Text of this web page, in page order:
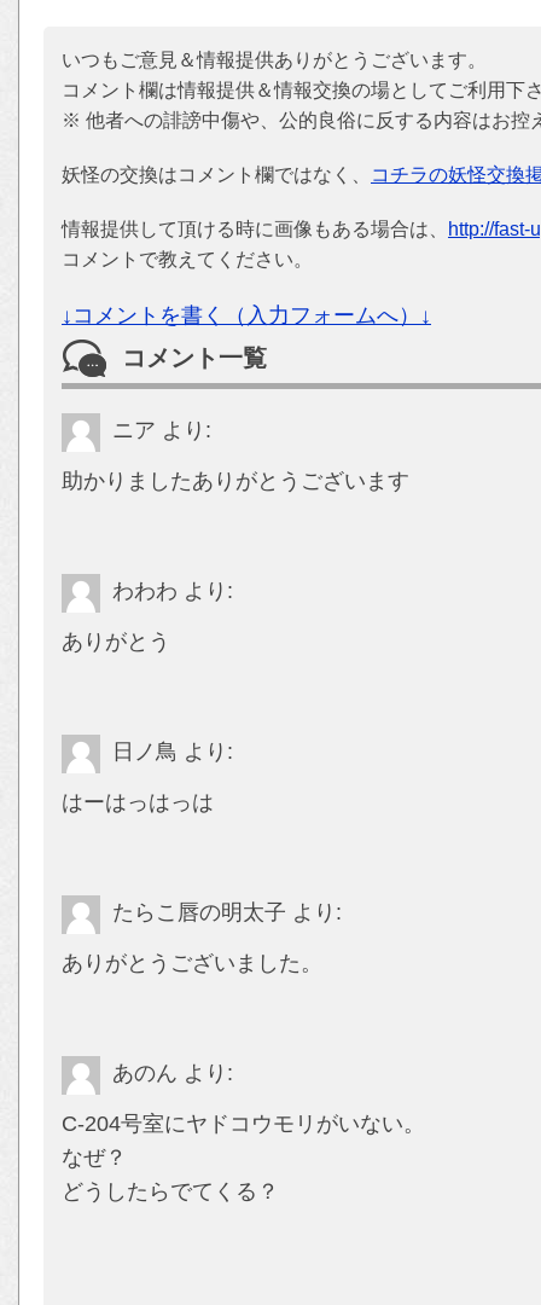
いつもご意見＆情報提供ありがとうございます。
コメント欄は情報提供＆情報交換の場としてご利用下
※ 他者への誹謗中傷や、公的良俗に反する内容はお控
妖怪の交換はコメント欄ではなく、 コチラの妖怪交換
情報提供して頂ける時に画像もある場合は、
http://fast-
コメントで教えてください。
↓コメントを書く（入力フォームへ）↓
コメント一覧
ニア より:
助かりましたありがとうございます
わわわ より:
ありがとう
日ノ鳥 より:
はーはっはっは
たらこ唇の明太子 より:
ありがとうございました。
あのん より:
C-204号室にヤドコウモリがいない。
なぜ？
どうしたらでてくる？